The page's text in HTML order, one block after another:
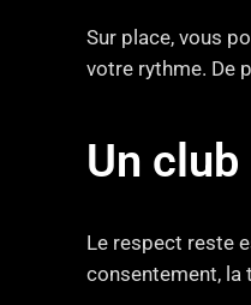
Sur place, vous
votre rythme. De
Un
Le respect reste
consentement, la